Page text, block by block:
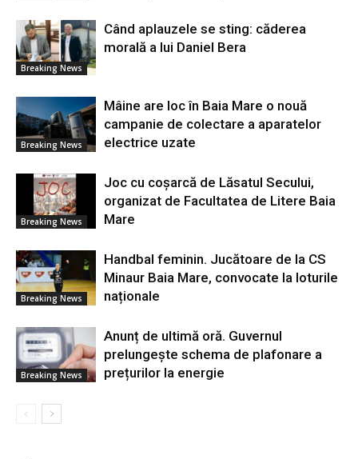
Breaking News
Când aplauzele se sting: căderea
morală a lui Daniel Bera
Breaking News
Mâine are loc în Baia Mare o nouă
campanie de colectare a aparatelor
electrice uzate
Breaking News
Joc cu coșarcă de Lăsatul Secului,
organizat de Facultatea de Litere Baia
Mare
Breaking News
Handbal feminin. Jucătoare de la CS
Minaur Baia Mare, convocate la loturile
naționale
Breaking News
Anunț de ultimă oră. Guvernul
prelungește schema de plafonare a
prețurilor la energie